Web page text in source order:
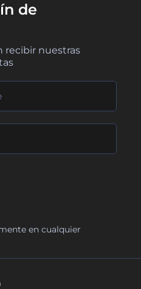
de
recibir nuestras
en cualquier